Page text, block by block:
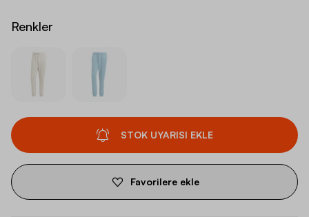
Renkler
STOK UYARISI EKLE
Favorilere ekle